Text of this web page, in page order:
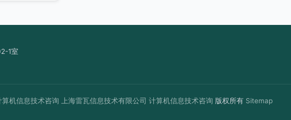
1室
算机信息技术咨询 上海雷瓦信息技术有限公司 计算机信息技术咨询 版权所有 Sitemap